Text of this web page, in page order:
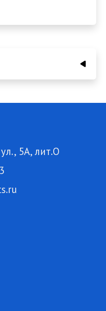
5А, лит.О